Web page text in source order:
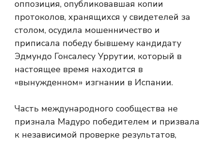
оппозиция, опубликовавшая копии
протоколов, хранящихся у свидетелей за
столом, осудила мошенничество и
приписала победу бывшему кандидату
Эдмундо Гонсалесу Уррутии, который в
настоящее время находится в
«вынужденном» изгнании в Испании.
Часть международного сообщества не
признала Мадуро победителем и призвала
к независимой проверке результатов,